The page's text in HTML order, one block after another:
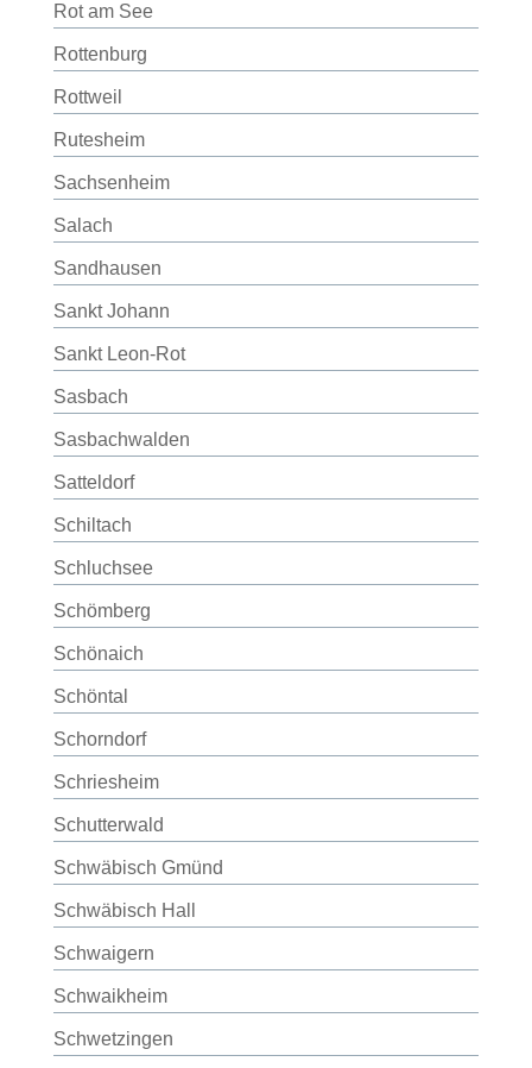
Rot am See
Rottenburg
Rottweil
Rutesheim
Sachsenheim
Salach
Sandhausen
Sankt Johann
Sankt Leon-Rot
Sasbach
Sasbachwalden
Satteldorf
Schiltach
Schluchsee
Schömberg
Schönaich
Schöntal
Schorndorf
Schriesheim
Schutterwald
Schwäbisch Gmünd
Schwäbisch Hall
Schwaigern
Schwaikheim
Schwetzingen